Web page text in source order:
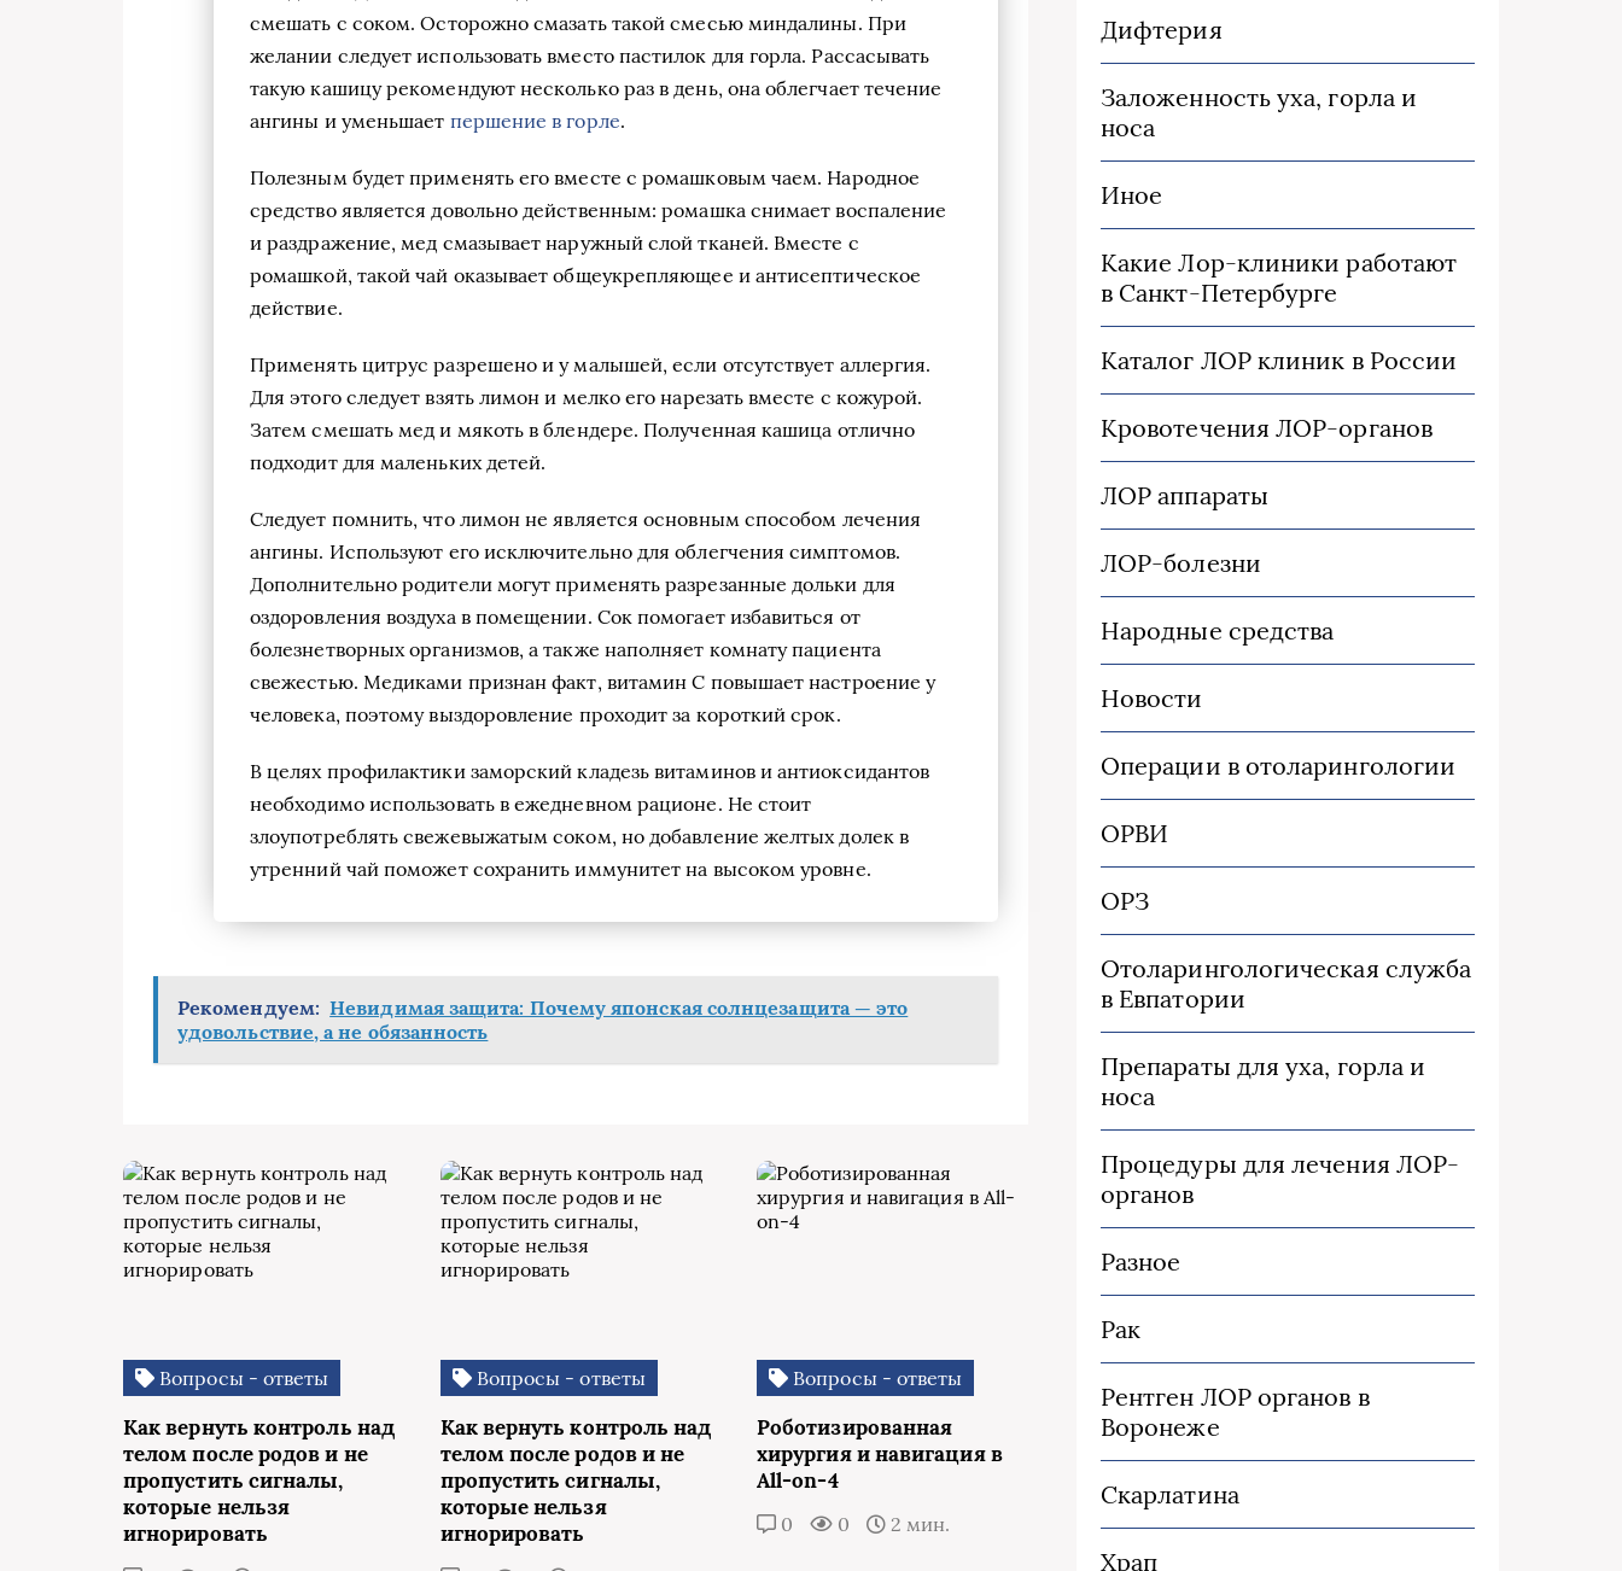
смешать с соком. Осторожно смазать такой смесью миндалины. При
желании следует использовать вместо пастилок для горла. Рассасывать
такую кашицу рекомендуют несколько раз в день, она облегчает течение
ангины и уменьшает першение в горле.
Полезным будет применять его вместе с ромашковым чаем. Народное
средство является довольно действенным: ромашка снимает воспаление
и раздражение, мед смазывает наружный слой тканей. Вместе с
ромашкой, такой чай оказывает общеукрепляющее и антисептическое
действие.
Применять цитрус разрешено и у малышей, если отсутствует аллергия.
Для этого следует взять лимон и мелко его нарезать вместе с кожурой.
Затем смешать мед и мякоть в блендере. Полученная кашица отлично
подходит для маленьких детей.
Следует помнить, что лимон не является основным способом лечения
ангины. Используют его исключительно для облегчения симптомов.
Дополнительно родители могут применять разрезанные дольки для
оздоровления воздуха в помещении. Сок помогает избавиться от
болезнетворных организмов, а также наполняет комнату пациента
свежестью. Медиками признан факт, витамин C повышает настроение у
человека, поэтому выздоровление проходит за короткий срок.
В целях профилактики заморский кладезь витаминов и антиоксидантов
необходимо использовать в ежедневном рационе. Не стоит
злоупотреблять свежевыжатым соком, но добавление желтых долек в
утренний чай поможет сохранить иммунитет на высоком уровне.
Рекомендуем: Невидимая защита: Почему японская солнцезащита — это
удовольствие, а не обязанность
Вопросы - ответы
Как вернуть контроль над
телом после родов и не
пропустить сигналы,
которые нельзя
игнорировать
Вопросы - ответы
Как вернуть контроль над
телом после родов и не
пропустить сигналы,
которые нельзя
игнорировать
Вопросы - ответы
Роботизированная
хирургия и навигация в
All-on-4
0 0 2 мин.
Дифтерия
Заложенность уха, горла и
носа
Иное
Какие Лор-клиники работают
в Санкт-Петербурге
Каталог ЛОР клиник в России
Кровотечения ЛОР-органов
ЛОР аппараты
ЛОР-болезни
Народные средства
Новости
Операции в отоларингологии
ОРВИ
ОРЗ
Отоларингологическая служба
в Евпатории
Препараты для уха, горла и
носа
Процедуры для лечения ЛОР-
органов
Разное
Рак
Рентген ЛОР органов в
Воронеже
Скарлатина
Храп